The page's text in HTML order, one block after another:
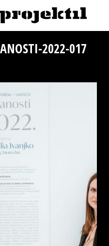
2022-017